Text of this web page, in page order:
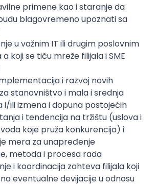
primene kao i staranje da
blagovremeno upoznati sa
u važnim IT ili drugim poslovnim
koji se tiču mreže filijala i SME
i razvoj novih
stanovništvo i mala i srednja
i/ili izmena i dopuna postojećih
i tendencija na tržištu (uslova i
koje pruža konkurencija) i
mera za unapređenje
metoda i procesa rada
i koordinacija zahteva filijala koji
eventualne devijacije u odnosu